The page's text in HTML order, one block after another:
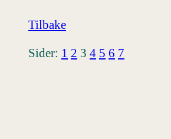
Tilbake
Sider: 1 2 3 4 5 6 7